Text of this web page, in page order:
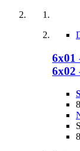
6x01
6x02